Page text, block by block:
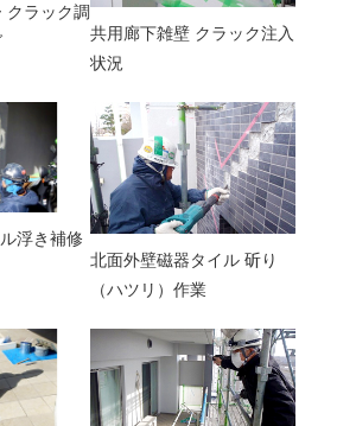
クラック調
共用廊下雑壁 クラック注入
状況
浮き補修
北面外壁磁器タイル 斫り
（ハツリ）作業